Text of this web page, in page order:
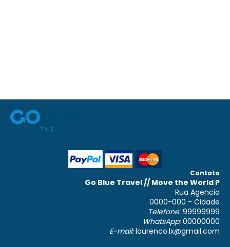
Contato
Go Blue Travel // Move the World P
Rua Agencia
0000-000 - Cidade
Telefone:99999999
WhatsApp:00000000
E-mail:lourenco.lx@gmail.com